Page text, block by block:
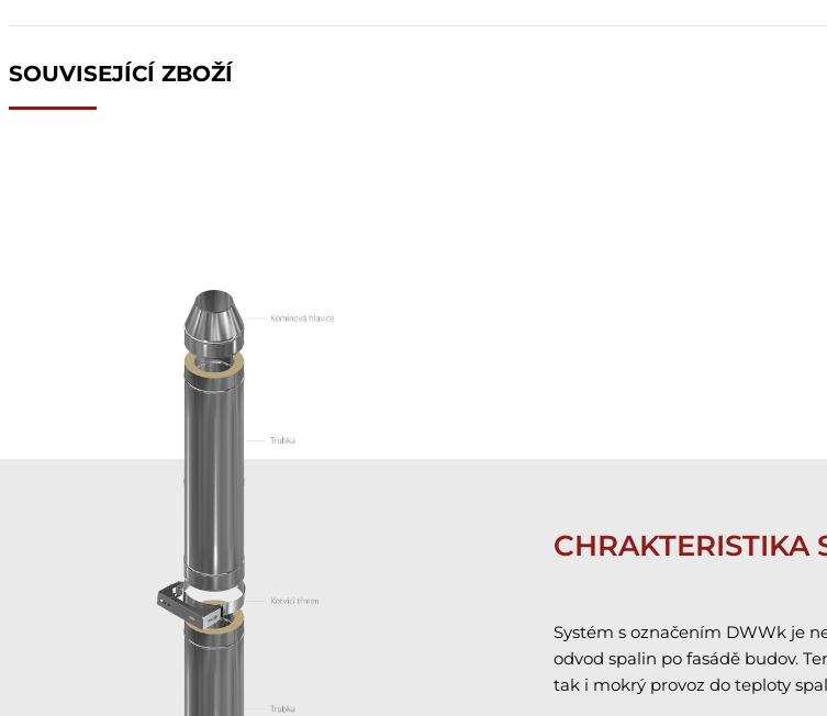
SOUVISEJÍCÍ ZBOŽÍ
CHRAKTERISTIKA
Systém s označením DWWk je
odvod spalin po fasádě budov.
tak i mokrý provoz do teploty